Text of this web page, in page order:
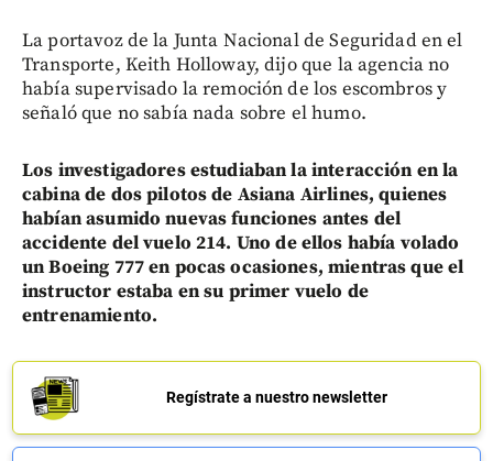
La portavoz de la Junta Nacional de Seguridad en el
Transporte, Keith Holloway, dijo que la agencia no
había supervisado la remoción de los escombros y
señaló que no sabía nada sobre el humo.
Los investigadores estudiaban la interacción en la
cabina de dos pilotos de Asiana Airlines, quienes
habían asumido nuevas funciones antes del
accidente del vuelo 214. Uno de ellos había volado
un Boeing 777 en pocas ocasiones, mientras que el
instructor estaba en su primer vuelo de
entrenamiento.
Regístrate a nuestro newsletter